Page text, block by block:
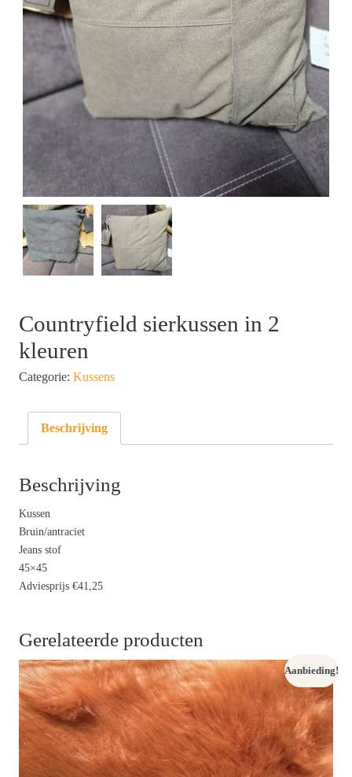
Countryfield sierkussen in 2
kleuren
Categorie: Kussens
Beschrijving
Beschrijving
Kussen
Bruin/antraciet
Jeans stof
45×45
Adviesprijs €41,25
Gerelateerde producten
Aanbieding!